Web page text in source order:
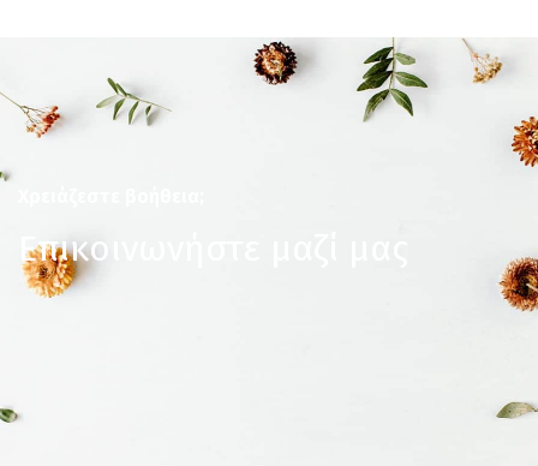
Επικοινωνήστε μαζί μας